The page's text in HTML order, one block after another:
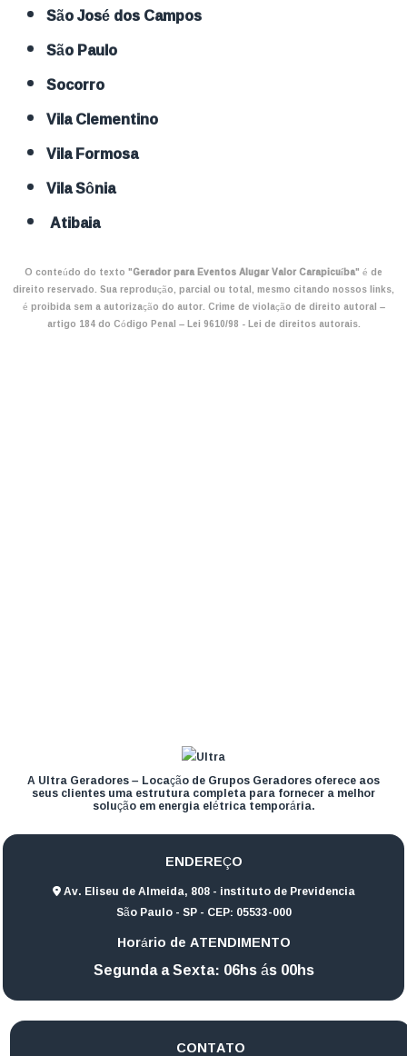
São José dos Campos
São Paulo
Socorro
Vila Clementino
Vila Formosa
Vila Sônia
Atibaia
O conteúdo do texto "Gerador para Eventos Alugar Valor Carapicuíba" é de
direito reservado. Sua reprodução, parcial ou total, mesmo citando nossos links,
é proibida sem a autorização do autor. Crime de violação de direito autoral –
artigo 184 do Código Penal –Lei 9610/98 - Lei de direitos autorais.
A Ultra Geradores – Locação de Grupos Geradores oferece aos
seus clientes uma estrutura completa para fornecer a melhor
solução em energia elétrica temporária.
ENDEREÇO
Av. Eliseu de Almeida, 808 - instituto de Previdencia
São Paulo - SP - CEP: 05533-000
Horário de ATENDIMENTO
Segunda a Sexta: 06hs ás 00hs
CONTATO